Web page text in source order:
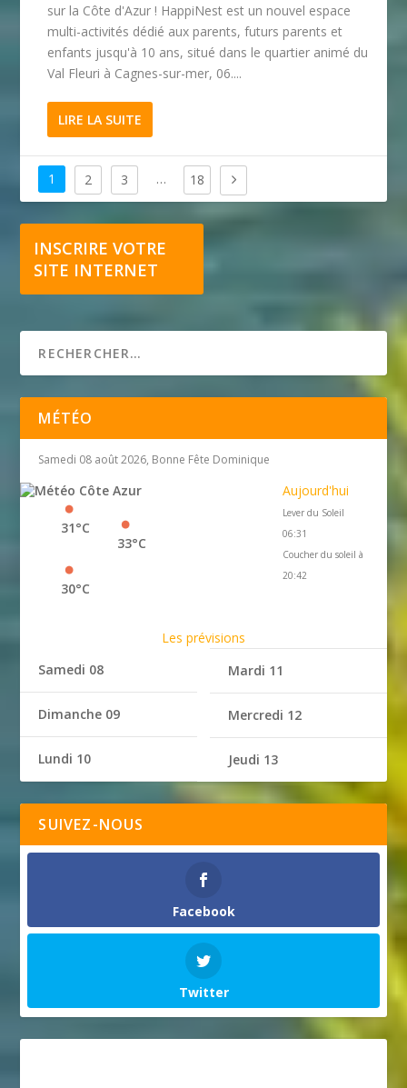
sur la Côte d'Azur ! HappiNest est un nouvel espace
multi-activités dédié aux parents, futurs parents et
enfants jusqu'à 10 ans, situé dans le quartier animé du
Val Fleuri à Cagnes-sur-mer, 06....
LIRE LA SUITE
1 2 3 … 18
INSCRIRE VOTRE
SITE INTERNET
MÉTÉO
Samedi 08 août 2026, Bonne Fête Dominique
33°C
31°C
30°C
Aujourd'hui
Lever du Soleil
06:31
Coucher du soleil à
20:42
Les prévisions
Samedi 08
Dimanche 09
Lundi 10
Mardi 11
Mercredi 12
Jeudi 13
SUIVEZ-NOUS
Facebook
Twitter